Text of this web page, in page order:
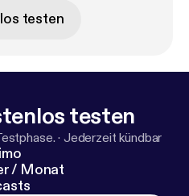
testen
testen
· Jederzeit kündbar
/ Monat